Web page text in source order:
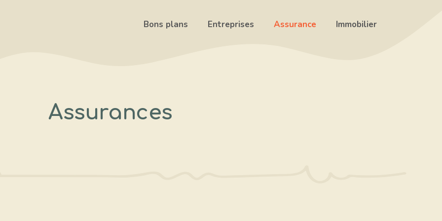
Bons plans Entreprises Assurance Immobilier
Assurances